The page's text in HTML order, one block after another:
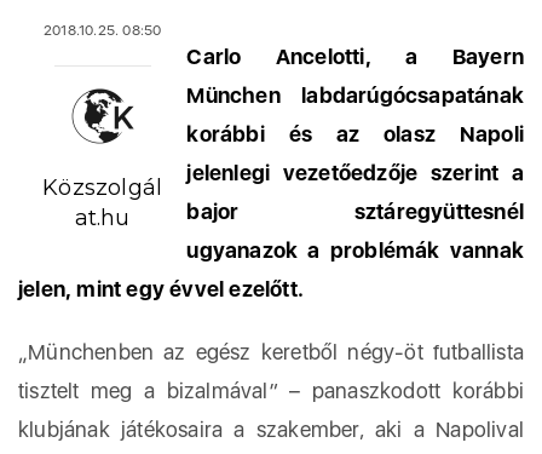
2018.10.25. 08:50
Közszolgál
at.hu
Carlo Ancelotti, a Bayern
München labdarúgócsapatának
korábbi és az olasz Napoli
jelenlegi vezetőedzője szerint a
bajor sztáregyüttesnél
ugyanazok a problémák vannak
jelen, mint egy évvel ezelőtt.
„Münchenben az egész keretből négy-öt futballista
tisztelt meg a bizalmával” – panaszkodott korábbi
klubjának játékosaira a szakember, aki a Napolival